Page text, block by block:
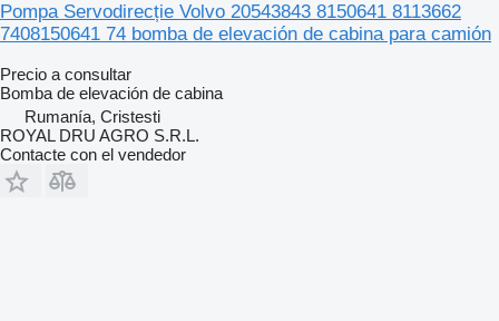
Pompa Servodirecție Volvo 20543843 8150641 8113662
7408150641 74 bomba de elevación de cabina para camión
Precio a consultar
Bomba de elevación de cabina
Rumanía, Cristesti
ROYAL DRU AGRO S.R.L.
Contacte con el vendedor